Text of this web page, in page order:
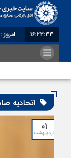
16:23:34 امروز :
اتحادیه
۰۱
اردیبهشت